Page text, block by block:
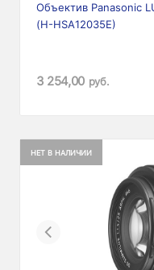
Объектив Panasonic
(H-HSA12035E)
3 254,00 руб.
НЕТ В НАЛИЧИИ
Previous